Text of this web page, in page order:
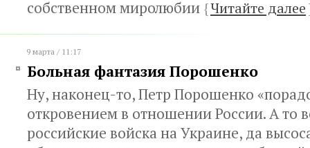
собственном миролюбии {Читайте далее
9 марта / 11:17
Больная фантазия Порошенко
Ну, наконец-то, Петр Порошенко
откровением в отношении России. А то
российские войска на Украине, да